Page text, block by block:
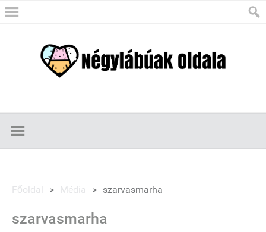
Főoldal > Média > szarvasmarha
szarvasmarha